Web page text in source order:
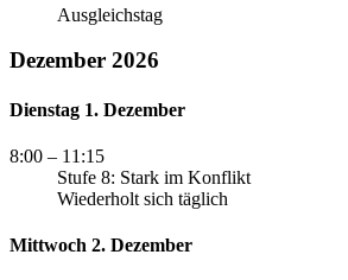
Ausgleichstag
Dezember 2026
Dienstag 1. Dezember
8:00 – 11:15
Stufe 8: Stark im Konflikt
Wiederholt sich täglich
Mittwoch 2. Dezember